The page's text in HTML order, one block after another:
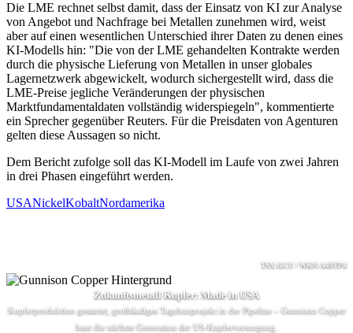
Die LME rechnet selbst damit, dass der Einsatz von KI zur Analyse
von Angebot und Nachfrage bei Metallen zunehmen wird, weist
aber auf einen wesentlichen Unterschied ihrer Daten zu denen eines
KI-Modells hin: "Die von der LME gehandelten Kontrakte werden
durch die physische Lieferung von Metallen in unser globales
Lagernetzwerk abgewickelt, wodurch sichergestellt wird, dass die
LME-Preise jegliche Veränderungen der physischen
Marktfundamentaldaten vollständig widerspiegeln", kommentierte
ein Sprecher gegenüber Reuters. Für die Preisdaten von Agenturen
gelten diese Aussagen so nicht.
Dem Bericht zufolge soll das KI-Modell im Laufe von zwei Jahren
in drei Phasen eingeführt werden.
USANickelKobaltNordamerika
TSX:GCU / WKN:A40TP4
Zukunftsmetall Kupfer: Made in USA
Kupferproduktion gestartet, großskaliges Tagebauprojekt in der Pipeline – Gunnison Copper
baut die nächste Generation der US-Kupferversorgung.